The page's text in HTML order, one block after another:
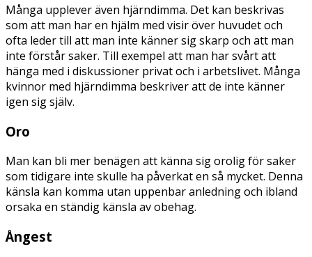
Många upplever även hjärndimma. Det kan beskrivas
som att man har en hjälm med visir över huvudet och
ofta leder till att man inte känner sig skarp och att man
inte förstår saker. Till exempel att man har svårt att
hänga med i diskussioner privat och i arbetslivet. Många
kvinnor med hjärndimma beskriver att de inte känner
igen sig själv.
Oro
Man kan bli mer benägen att känna sig orolig för saker
som tidigare inte skulle ha påverkat en så mycket. Denna
känsla kan komma utan uppenbar anledning och ibland
orsaka en ständig känsla av obehag.
Ångest